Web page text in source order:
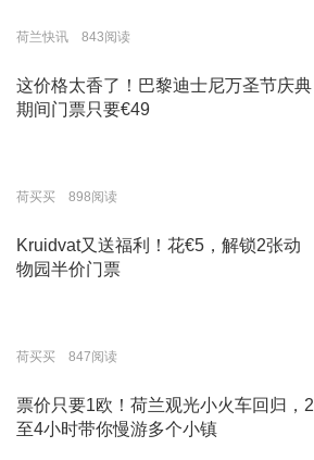
荷兰快讯 843阅读
这价格太香了！巴黎迪士尼万圣节庆典
期间门票只要€49
荷买买 898阅读
Kruidvat又送福利！花€5，解锁2张动
物园半价门票
荷买买 847阅读
票价只要1欧！荷兰观光小火车回归，2
至4小时带你慢游多个小镇